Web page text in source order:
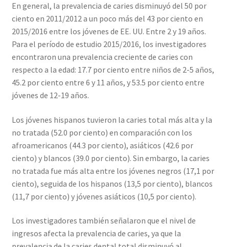
En general, la prevalencia de caries disminuyó del 50 por
ciento en 2011/2012 a un poco más del 43 por ciento en
2015/2016 entre los jóvenes de EE. UU. Entre 2 y 19 años.
Para el período de estudio 2015/2016, los investigadores
encontraron una prevalencia creciente de caries con
respecto a la edad: 17.7 por ciento entre niños de 2-5 años,
45.2 por ciento entre 6 y 11 años, y 53.5 por ciento entre
jóvenes de 12-19 años.
Los jóvenes hispanos tuvieron la caries total más alta y la
no tratada (52.0 por ciento) en comparación con los
afroamericanos (44.3 por ciento), asiáticos (42.6 por
ciento) y blancos (39.0 por ciento). Sin embargo, la caries
no tratada fue más alta entre los jóvenes negros (17,1 por
ciento), seguida de los hispanos (13,5 por ciento), blancos
(11,7 por ciento) y jóvenes asiáticos (10,5 por ciento).
Los investigadores también señalaron que el nivel de
ingresos afecta la prevalencia de caries, ya que la